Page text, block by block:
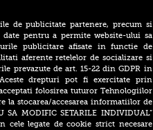
de publicitate partenere, precum si
pentru a permite website-ului sa
publicitare afisate in functie de
aferente retelelor de socializare si
prevazute de art. 15-22 din GDPR in
drepturi pot fi exercitate prin
acceptati folosirea tuturor Tehnologiilor
la stocarea/accesarea informatiilor de
MODIFIC SETARILE INDIVIDUAL”
legate de cookie strict necesare